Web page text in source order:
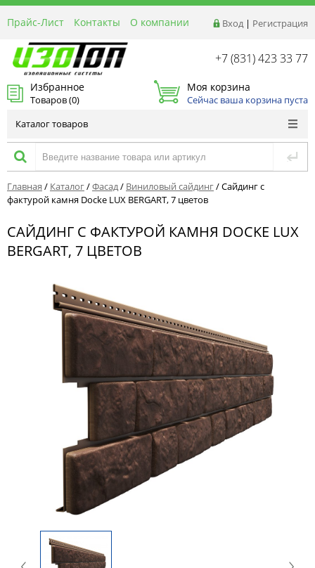
Вход | Регистрация
Прайс-Лист Контакты
О компании
Реквизиты
Доставка
Акции и Распродажи
Оптовым покупателям
+7 (831) 423 33 77
Избранное
Товаров (0)
Моя корзина
Сейчас ваша корзина пуста
Каталог товаров
Главная / Каталог/Фасад/ Виниловый сайдинг/Сайдинг с
фактурой камня Docke LUX BERGART, 7 цветов
САЙДИНГ С ФАКТУРОЙ КАМНЯ DOCKE LUX
BERGART, 7 ЦВЕТОВ